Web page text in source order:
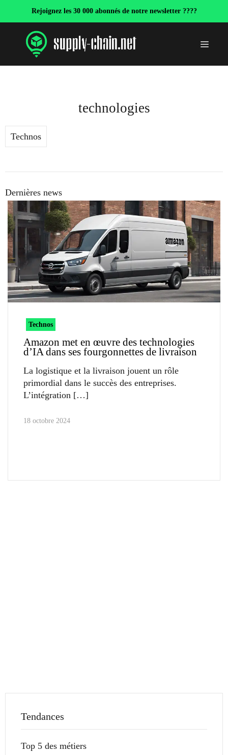
Rejoignez les 30 000 abonnés de notre newsletter ????
Menu
technologies
Technos
Dernières news
Technos
Amazon met en œuvre des technologies
d’IA dans ses fourgonnettes de livraison
La logistique et la livraison jouent un rôle
primordial dans le succès des entreprises.
L’intégration
18 octobre 2024
Tendances
Top 5 des métiers